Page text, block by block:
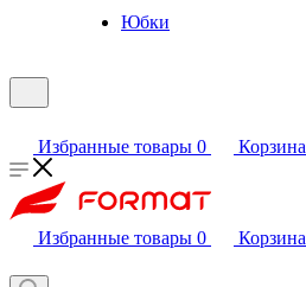
Юбки
Избранные товары 0 Корзина
Избранные товары 0 Корзина